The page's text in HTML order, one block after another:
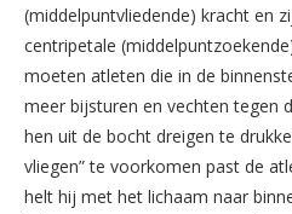
(middelpuntvliedende) kracht en
centripetale
moeten atleten die in de
meer bijsturen en vechten tegen
hen uit de bocht dreigen te
vliegen” te voorkomen past de
helt hij met het lichaam naar